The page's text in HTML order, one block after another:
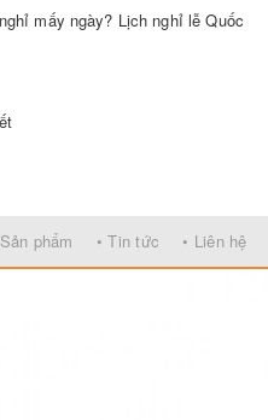
mấy ngày? Lịch nghỉ lễ Quốc
phẩm • Tin tức • Liên hệ